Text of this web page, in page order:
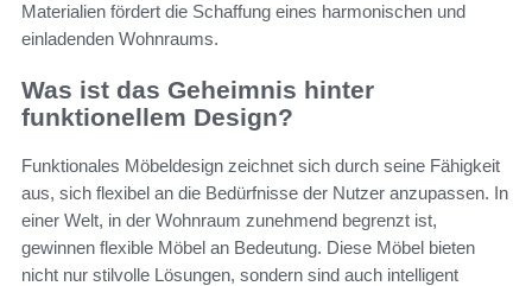
Materialien fördert die Schaffung eines harmonischen und
einladenden Wohnraums.
Was ist das Geheimnis hinter
funktionellem Design?
Funktionales Möbeldesign zeichnet sich durch seine Fähigkeit
aus, sich flexibel an die Bedürfnisse der Nutzer anzupassen. In
einer Welt, in der Wohnraum zunehmend begrenzt ist,
gewinnen flexible Möbel an Bedeutung. Diese Möbel bieten
nicht nur stilvolle Lösungen, sondern sind auch intelligent